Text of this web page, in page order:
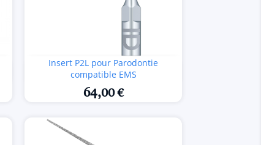
Insert P2L pour Parodontie
compatible EMS
64,00 €
 Aperçu rapide